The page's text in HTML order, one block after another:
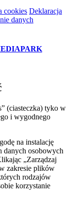
cookies Deklaracja
danych
(ciasteczka) tyko w
i wygodnego
na instalację
danych osobowych
„Zarządzaj
zakresie plików
rodzajów
korzystanie